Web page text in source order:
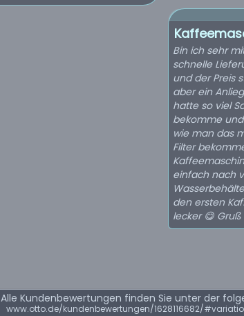
Bin ich sehr
schnelle
und der Preis
aber ein
hatte so viel
bekomme
wie man das
Filter
einfach nach
den ersten
lecker 😋 Gruß
Alle Kundenbewertungen finden Sie unter der
www.otto.de/kundenbewertungen/1628116682/